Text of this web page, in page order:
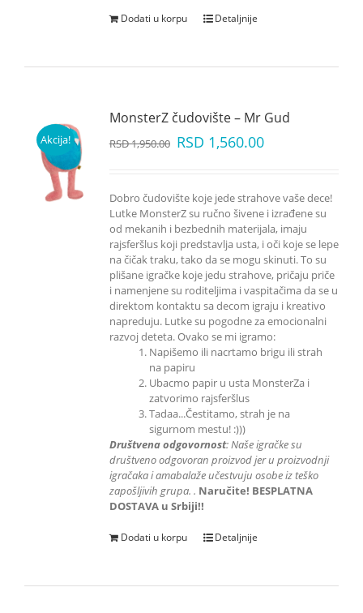
Dodati u korpu Detaljnije
Akcija!
MonsterZ čudovište – Mr Gud
RSD1,950.00 RSD 1,560.00
Dobro čudovište koje jede strahove vaše dece!
Lutke MonsterZ su ručno šivene i izrađene su
od mekanih i bezbednih materijala, imaju
rajsferšlus koji predstavlja usta, i oči koje se lepe
na čičak traku, tako da se mogu skinuti. To su
plišane igračke koje jedu strahove, pričaju priče
i namenjene su roditeljima i vaspitačima da se u
direktom kontaktu sa decom igraju i kreativo
napreduju. Lutke su pogodne za emocionalni
razvoj deteta. Ovako se mi igramo:
Napišemo ili nacrtamo brigu ili strah
na papiru
Ubacmo papir u usta MonsterZa i
zatvorimo rajsferšlus
Tadaa...Čestitamo, strah je na
sigurnom mestu! :)))
Društvena odgovornost: Naše igračke su
društveno odgovoran proizvod jer u proizvodnji
igračaka i amabalaže učestvuju osobe iz teško
zapošljivih grupa. . Naručite! BESPLATNA
DOSTAVA u Srbiji!!
Dodati u korpu Detaljnije